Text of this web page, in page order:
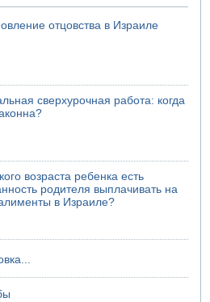
отцовства в Израиле
сверхурочная работа: когда
возраста ребенка есть
родителя выплачивать на
в Израиле?